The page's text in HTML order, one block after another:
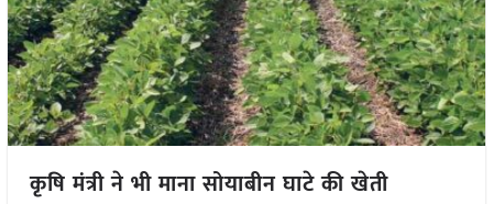
कृषि मंत्री ने भी माना सोयाबीन घाटे की खेती